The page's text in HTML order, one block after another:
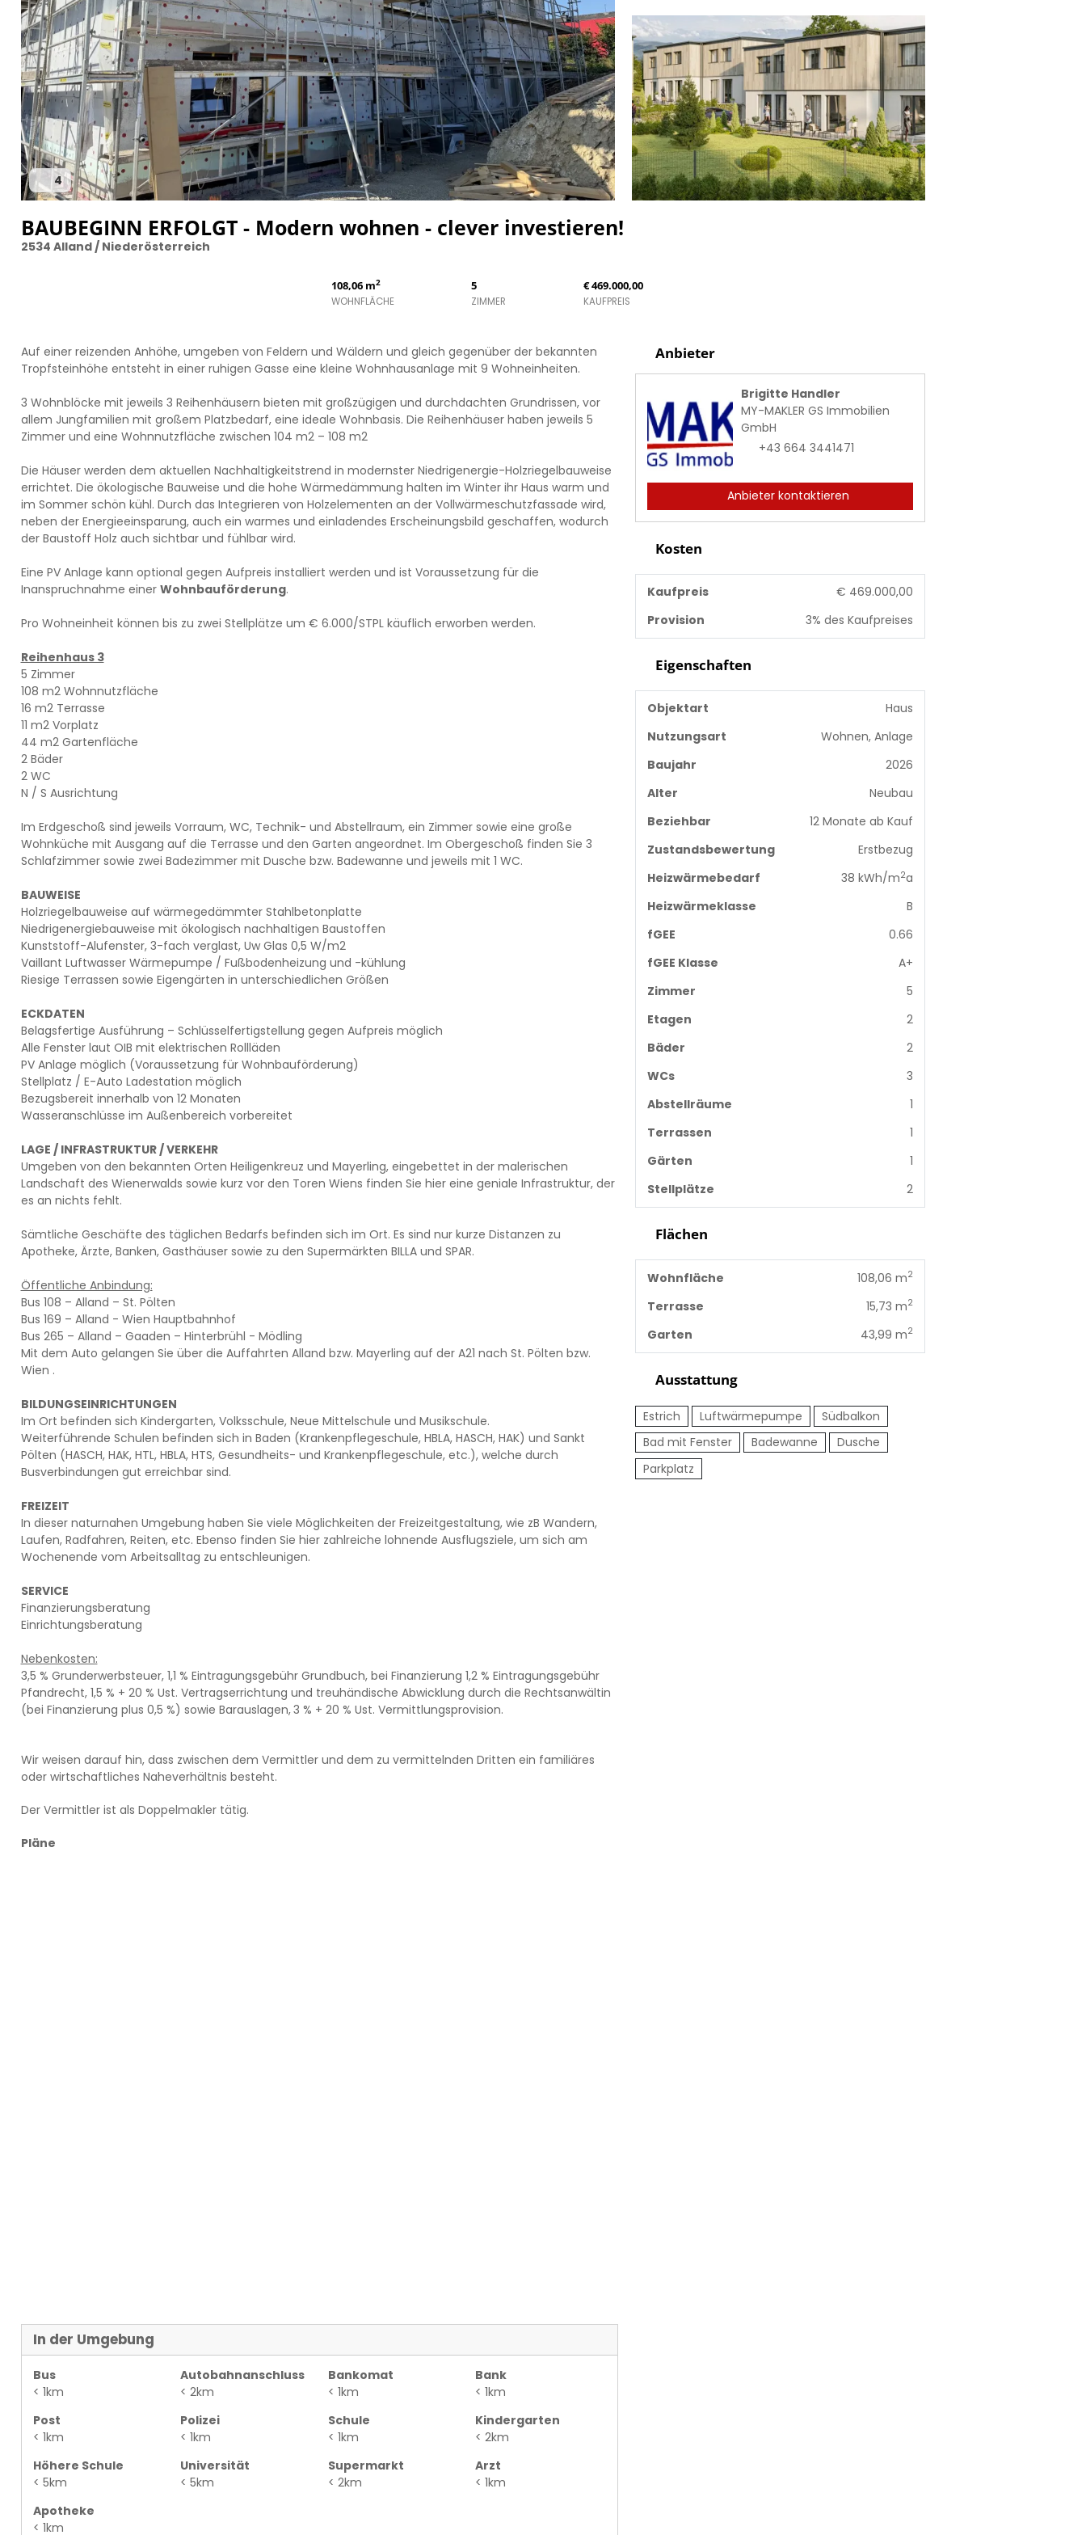
4
BAUBEGINN ERFOLGT - Modern wohnen - clever investieren!
2534 Alland / Niederösterreich
108,06 m2
WOHNFLÄCHE
5
ZIMMER
€ 469.000,00
KAUFPREIS
Auf einer reizenden Anhöhe, umgeben von Feldern und Wäldern und gleich gegenüber der bekannten
Tropfsteinhöhe entsteht in einer ruhigen Gasse eine kleine Wohnhausanlage mit 9 Wohneinheiten.
3 Wohnblöcke mit jeweils 3 Reihenhäusern bieten mit großzügigen und durchdachten Grundrissen, vor
allem Jungfamilien mit großem Platzbedarf, eine ideale Wohnbasis. Die Reihenhäuser haben jeweils 5
Zimmer und eine Wohnnutzfläche zwischen 104 m2 – 108 m2
Die Häuser werden dem aktuellen Nachhaltigkeitstrend in modernster Niedrigenergie-Holzriegelbauweise
errichtet. Die ökologische Bauweise und die hohe Wärmedämmung halten im Winter ihr Haus warm und
im Sommer schön kühl. Durch das Integrieren von Holzelementen an der Vollwärmeschutzfassade wird,
neben der Energieeinsparung, auch ein warmes und einladendes Erscheinungsbild geschaffen, wodurch
der Baustoff Holz auch sichtbar und fühlbar wird.
Eine PV Anlage kann optional gegen Aufpreis installiert werden und ist Voraussetzung für die
Inanspruchnahme einer Wohnbauförderung.
Pro Wohneinheit können bis zu zwei Stellplätze um € 6.000/STPL käuflich erworben werden.
Reihenhaus 3
5 Zimmer
108 m2 Wohnnutzfläche
16 m2 Terrasse
11 m2 Vorplatz
44 m2 Gartenfläche
2 Bäder
2 WC
N / S Ausrichtung
Im Erdgeschoß sind jeweils Vorraum, WC, Technik- und Abstellraum, ein Zimmer sowie eine große
Wohnküche mit Ausgang auf die Terrasse und den Garten angeordnet. Im Obergeschoß finden Sie 3
Schlafzimmer sowie zwei Badezimmer mit Dusche bzw. Badewanne und jeweils mit 1 WC.
BAUWEISE
Holzriegelbauweise auf wärmegedämmter Stahlbetonplatte
Niedrigenergiebauweise mit ökologisch nachhaltigen Baustoffen
Kunststoff-Alufenster, 3-fach verglast, Uw Glas 0,5 W/m2
Vaillant Luftwasser Wärmepumpe / Fußbodenheizung und -kühlung
Riesige Terrassen sowie Eigengärten in unterschiedlichen Größen
ECKDATEN
Belagsfertige Ausführung – Schlüsselfertigstellung gegen Aufpreis möglich
Alle Fenster laut OIB mit elektrischen Rollläden
PV Anlage möglich (Voraussetzung für Wohnbauförderung)
Stellplatz / E-Auto Ladestation möglich
Bezugsbereit innerhalb von 12 Monaten
Wasseranschlüsse im Außenbereich vorbereitet
LAGE / INFRASTRUKTUR / VERKEHR
Umgeben von den bekannten Orten Heiligenkreuz und Mayerling, eingebettet in der malerischen
Landschaft des Wienerwalds sowie kurz vor den Toren Wiens finden Sie hier eine geniale Infrastruktur, der
es an nichts fehlt.
Sämtliche Geschäfte des täglichen Bedarfs befinden sich im Ort. Es sind nur kurze Distanzen zu
Apotheke, Ärzte, Banken, Gasthäuser sowie zu den Supermärkten BILLA und SPAR.
Öffentliche Anbindung:
Bus 108 – Alland – St. Pölten
Bus 169 – Alland - Wien Hauptbahnhof
Bus 265 – Alland – Gaaden – Hinterbrühl - Mödling
Mit dem Auto gelangen Sie über die Auffahrten Alland bzw. Mayerling auf der A21 nach St. Pölten bzw.
Wien .
BILDUNGSEINRICHTUNGEN
Im Ort befinden sich Kindergarten, Volksschule, Neue Mittelschule und Musikschule.
Weiterführende Schulen befinden sich in Baden (Krankenpflegeschule, HBLA, HASCH, HAK) und Sankt
Pölten (HASCH, HAK, HTL, HBLA, HTS, Gesundheits- und Krankenpflegeschule, etc.), welche durch
Busverbindungen gut erreichbar sind.
FREIZEIT
In dieser naturnahen Umgebung haben Sie viele Möglichkeiten der Freizeitgestaltung, wie zB Wandern,
Laufen, Radfahren, Reiten, etc. Ebenso finden Sie hier zahlreiche lohnende Ausflugsziele, um sich am
Wochenende vom Arbeitsalltag zu entschleunigen.
SERVICE
Finanzierungsberatung
Einrichtungsberatung
Nebenkosten:
3,5 % Grunderwerbsteuer, 1,1 % Eintragungsgebühr Grundbuch, bei Finanzierung 1,2 % Eintragungsgebühr
Pfandrecht, 1,5 % + 20 % Ust. Vertragserrichtung und treuhändische Abwicklung durch die Rechtsanwältin
(bei Finanzierung plus 0,5 %) sowie Barauslagen,3 % + 20 % Ust. Vermittlungsprovision.
Wir weisen darauf hin, dass zwischen dem Vermittler und dem zu vermittelnden Dritten ein familiäres
oder wirtschaftliches Naheverhältnis besteht.
Der Vermittler ist als Doppelmakler tätig.
Pläne
In der Umgebung
Bus
< 1km
Autobahnanschluss
< 2km
Bankomat
< 1km
Bank
< 1km
Post
< 1km
Polizei
< 1km
Schule
< 1km
Kindergarten
< 2km
Höhere Schule
< 5km
Universität
< 5km
Supermarkt
< 2km
Arzt
< 1km
Apotheke
< 1km
Anbieter
Brigitte Handler
MY-MAKLER GS Immobilien
GmbH
+43 664 3441471
Anbieter kontaktieren
Kosten
Kaufpreis
€ 469.000,00
Provision
3% des Kaufpreises
Eigenschaften
Objektart
Haus
Nutzungsart
Wohnen, Anlage
Baujahr
2026
Alter
Neubau
Beziehbar
12 Monate ab Kauf
Zustandsbewertung
Erstbezug
Heizwärmebedarf
38 kWh/m2a
Heizwärmeklasse
B
fGEE
0.66
fGEE Klasse
A+
Zimmer
5
Etagen
2
Bäder
2
WCs
3
Abstellräume
1
Terrassen
1
Gärten
1
Stellplätze
2
Flächen
Wohnfläche 108,06 m2
Terrasse 15,73 m2
Garten 43,99 m2
Ausstattung
Estrich Luftwärmepumpe
Südbalkon
Bad mit Fenster
Badewanne
Dusche
Parkplatz